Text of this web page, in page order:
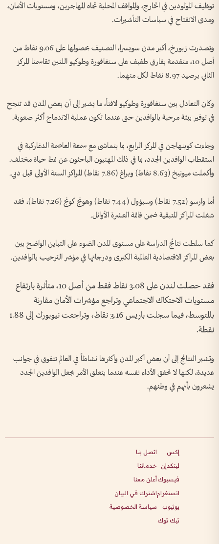
توظيف المولودين في الخارج، والمواقف المحلية تجاه المهاجرين، ومستويات الأمان،
ومدى الانفتاح في سياسات التأشيرات.
وتصدرت زيورخ، أكبر مدن سويسرا، التصنيف بحصولها على 9.06 نقاط من
أصل 10، متقدمة بفارق طفيف على سنغافورة وطوكيو اللتين تقاسمتا المركز
الثاني برصيد 8.97 نقاط لكل منهما.
وكان التعادل بين سنغافورة وطوكيو لافتاً، ما يشير إلى أن بعض المدن قد تنجح
في توفير بيئة مرحبة بالوافدين حتى عندما تكون عملية الاندماج أكثر صعوبة.
وجاءت كوبنهاجن في المركز الرابع، بما يتماشى مع سمعة العاصمة الدنماركية في
استقطاب الوافدين الجدد، بما في ذلك المهنيون الباحثون عن نمط حياة مختلف.
وأكملت ميونيخ (8.63 نقاط) وبراغ (7.86 نقاط) المراكز الستة الأولى قبل دبي.
أما وارسو (7.52 نقاط) وسيؤول (7.44 نقاط) وهونج كونج (7.26 نقاط)، فقد
شغلت المراكز المتبقية ضمن قائمة العشرة الأوائل.
كما سلطت نتائج الدراسة على مستوى المدن الضوء على التباين الواضح بين
بعض المراكز الاقتصادية العالمية الكبرى ودرجاتها في مؤشر الترحيب بالوافدين.
فقد حصلت لندن على 3.08 نقاط فقط من أصل 10، متأثرة بارتفاع
مستويات الاحتكاك الاجتماعي وتراجع مؤشرات الأمان مقارنة
بالمتوسط، فيما سجلت باريس 3.16 نقاط، وتراجعت نيويورك إلى 1.88
نقطة.
وتشير النتائج إلى أن بعض أكبر المدن وأكثرها نشاطاً في العالم تتفوق في جوانب
عديدة، لكنها لا تحقق الأداء نفسه عندما يتعلق الأمر بجعل الوافدين الجدد
يشعرون بأنهم في وطنهم.
إكس
لينكدإن
فيسبوك
انستغرام
يوتيوب
تيك توك
اتصل بنا
خدماتنا
أعلن معنا
اشترك في البيان
سياسة الخصوصية